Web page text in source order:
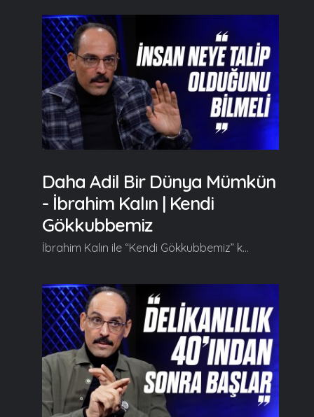
Daha Adil Bir Dünya Mümkün
- İbrahim Kalın | Kendi
Gökkubbemiz
İbrahim Kalın ile “Kendi Gökkubbemiz” kendine has üslubuyla farklı ufuklara yelken açtırmaya kaldığı yerden devam ediyor. Her hafta farklı konulara değinerek izleyicilerine yeni fikir kapıları aralayan İbrahim Kalın bu bölümde "Batı, Kriz ve Küresel" kavramları üzerinde duruyor. Kendi Gökkubbemiz'in yeni bölümde başlıca şunlar konuşuldu; Serdar Tuncer: Hocam merhaba, tekrar hoş geldiniz. Bir önceki bölümde mühim bir mevzuu sorduk onun mukaddimesi babında çok tatlı bir girizgah yaptık ama yarım kalan kısımlar vardı oradan devam etmek isterim... Önceki bölümü bunu setrettikten sonra seyredecekler kısaca özetleyecek olursak; Dünya bir çıkmazın içinde. Buraya bir söz söylenmesi lazım. Yeni bir söze yeni bir teklife muhtaç. Batı tecrübesi bunu söyleyebilir mi demiştik, biz söyleyebilir miyiz kısmında da eylemin öznesi olmak bahsinden hareketle artık oraya doğru geliyoruz demiştik. Oradan devam edecek olursak ve batı tecrübesi ile başlayalım lütfen... Batı tecrübesi dünyanın mevcut sıkıntılarına çare üretebilecek durumda mı? İbrahim Kalın: Merhabalar. Hoş bulduk, teşekkür ederim. Dünyadaki mevcut küresel krizlerin ortaya çıkışında batının kurduğu sistemin çok büyük bir payı var. İşlememesi, krizlere girmesi, tökezlemesi... Fakat batı bu krizlere dönem dönem çözüm üretebilecek bir dinamizm ve enerjiyi de üretme kabiliyetine sahip, bunu da göz ardı etmeyelim. Bazen deniyor ya batı çöktü, bitti, herşey tükendi... Yok, öyle değil. Kriz var ama bu krizi yönetebilecek, bunu aşabilecek bir kabiliyeti de gösteriyor, enerjiyi de çıkartıyor çünkü bu özelliği hala var. Üniversiteleri var, araştırma kurumları var, siyaseti var, başka kurumları var... Toynbee'nin çok güzel bir analizi var; 'Bir milletin, bir toplumun en ayırt edici özelliği onun etnik kimliği yahut bulunduğu coğrafya, bir takım maddi avantajları değil krizlere karşı cevap verme kabiliyetidir' diyor... Devamı videoda... Gelin, Beraber Yürüyelim...